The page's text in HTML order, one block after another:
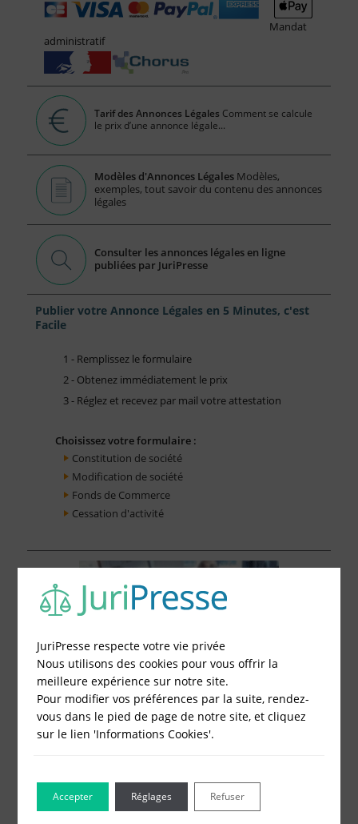
Mandat
administratif
Tarif des Annonces Légales Comment se calcule
le prix d’une annonce légale...
Modèles d'Annonces Légales Modèles,
exemples, tout savoir du contenu des annonces
légales
Consulter les annonces légales en ligne
publiées par JuriPresse
Publier votre Annonce Légales en 5 Minutes, c'est
Facile
1 - Remplissez le formulaire
2 - Obtenez immédiatement le prix
3 - Réglez et recevez par mail votre attestation
Choisissez votre formulaire :
Constitution de société
Modification de société
Fonds de Commerce
Cessation d'activité
JuriPresse respecte votre vie privée
Nous utilisons des cookies pour vous offrir la
meilleure expérience sur notre site.
Pour modifier vos préférences par la suite, rendez-
vous dans le pied de page de notre site, et cliquez
sur le lien 'Informations Cookies'.
Accepter Refuser
Réglages